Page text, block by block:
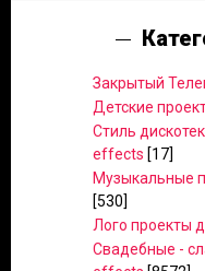
Закрытый
Детские
Стиль
effects [17]
Музыкальные
[530]
Лого проекты
Свадебные -